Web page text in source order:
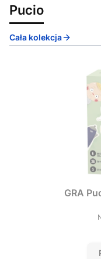
Pucio
Cała kolekcja
GRA